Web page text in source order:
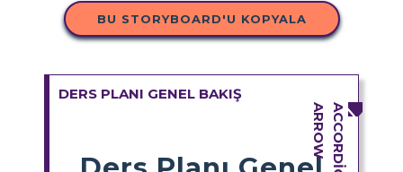
BU STORYBOARD'U KOPYALA
DERS PLANI GENEL BAKIŞ